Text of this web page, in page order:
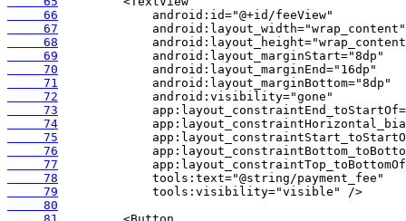
     66
     67
     68
     69
     70
     71
     72
     73
     74
     75
     76
     77
     78
     79
     80